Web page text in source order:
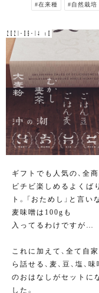
#在来種 #自然栽培
2021-09-14 v0
ギフトでも人気の、全
ビチビ楽しめるよくば
ト。「おためし」と言い
麦味噌は100gも
入ってるわけですが…
これに加えて、全て自
ら話せる、麦、豆、塩、味
のおはなしがセットに
した。